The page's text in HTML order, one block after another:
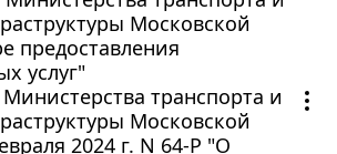
Московской
предоставления
услуг"
транспорта и
Московской
2024 г. N 64-Р "О